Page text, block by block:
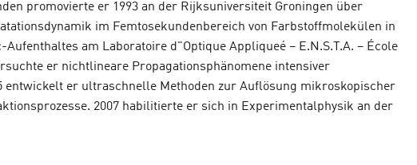
promovierte er 1993 an der Rijksuniversiteit Groningen über
im Femtosekundenbereich von Farbstoffmolekülen in
am Laboratoire d"Optique Appliqueé − E.N.S.T.A. − École
er nichtlineare Propagationsphänomene intensiver
entwickelt er ultraschnelle Methoden zur Auflösung mikroskopischer
2007 habilitierte er sich in Experimentalphysik an der
die elektronische